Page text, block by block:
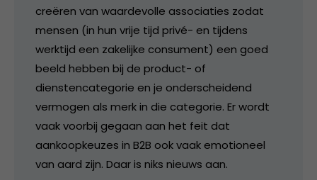
creëren van waardevolle associaties zodat
mensen (in hun vrije tijd privé- en tijdens
werktijd een zakelijke consument) een goed
beeld hebben bij de product- of
dienstencategorie en je onderscheidend
vermogen als merk in die categorie. Er wordt
vaak voorbij gegaan aan het feit dat
aankoopkeuzes in B2B ook vaak emotioneel
van aard zijn. Daar is niks nieuws aan.